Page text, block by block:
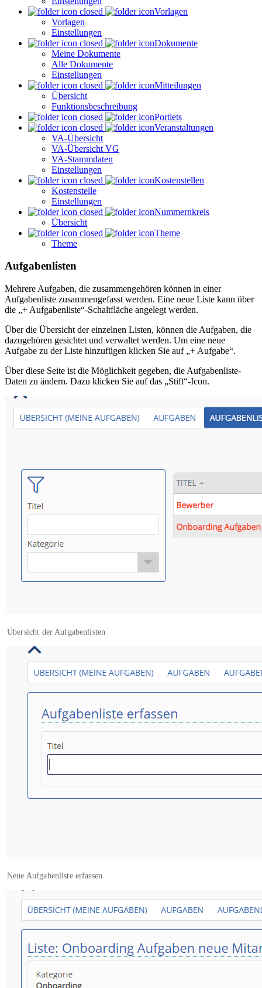
Vorlagen
Vorlagen
Einstellungen
Dokumente
Meine Dokumente
Alle Dokumente
Einstellungen
Mitteilungen
Übersicht
Funktionsbeschreibung
Portlets
Veranstaltungen
VA-Übersicht
VA-Übersicht VG
VA-Stammdaten
Einstellungen
Kostenstellen
Kostenstelle
Einstellungen
Nummernkreis
Übersicht
Theme
Theme
Aufgabenlisten
Mehrere Aufgaben, die zusammengehören können in einer
Aufgabenliste zusammengefasst werden. Eine neue Liste kann über
die „+ Aufgabenliste“-Schaltfläche angelegt werden.
Über die Übersicht der einzelnen Listen, können die Aufgaben, die
dazugehören gesichtet und verwaltet werden. Um eine neue
Aufgabe zu der Liste hinzufügen klicken Sie auf „+ Aufgabe“.
Über diese Seite ist die Möglichkeit gegeben, die Aufgabenliste-
Daten zu ändern. Dazu klicken Sie auf das „Stift“-Icon.
Übersicht der Aufgabenlisten
Neue Aufgabenliste erfassen